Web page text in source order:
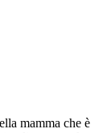
mamma che è